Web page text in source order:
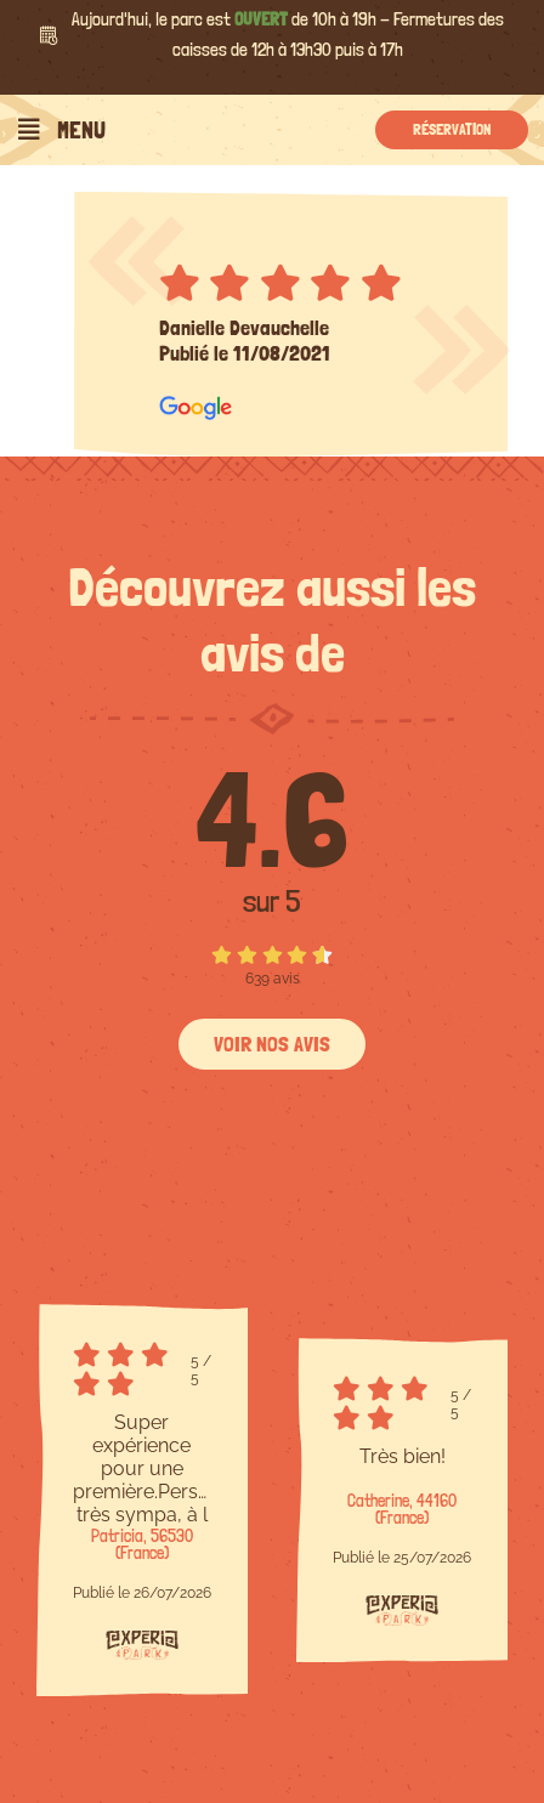
Aujourd'hui, le parc estOUVERTde 10h à 19h - Fermetures des
caisses de 12h à 13h30 puis à 17h
MENU RÉSERVATION
Danielle Devauchelle
Publié le 11/08/2021
Découvrez aussi les
avis de
4.6
sur 5
639 avis
VOIR NOS AVIS
5 /
5
Super
expérience
pour une
première.Personnel
très sympa, à l
écoute et
bienveillant.Site
à taille
humaine,c est
parfait.Il y en a
pour tous les
chacun trouve
recommande !
Patricia, 56530
(France)
Publié le 26/07/2026
5 /
5
Très bien!
Catherine, 44160
(France)
Publié le 25/07/2026